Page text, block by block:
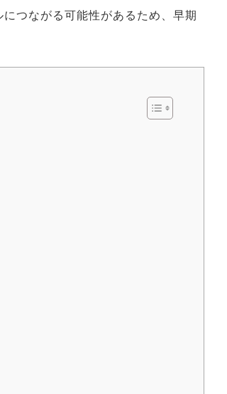
つながる可能性があるため、早期